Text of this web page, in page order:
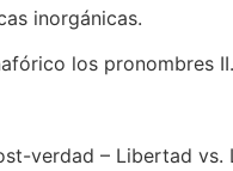
inorgánicas.
los pronombres II.
verdad – Libertad